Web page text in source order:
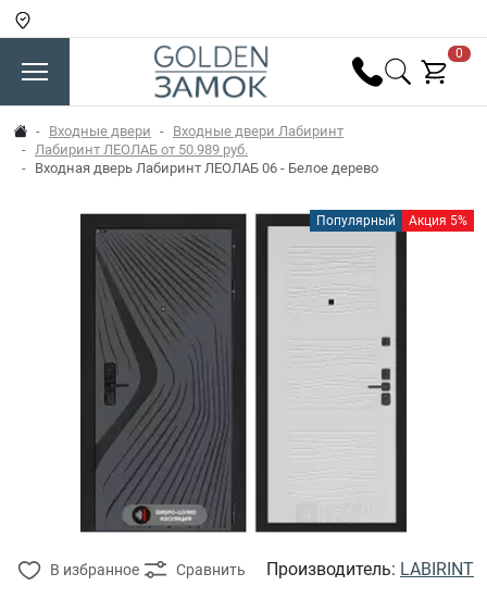
0
Входные двери
Входные двери Лабиринт
Лабиринт ЛЕОЛАБ от 50.989 руб.
Входная дверь Лабиринт ЛЕОЛАБ 06 - Белое дерево
Популярный Акция 5%
В избранное Сравнить Производитель: LABIRINT